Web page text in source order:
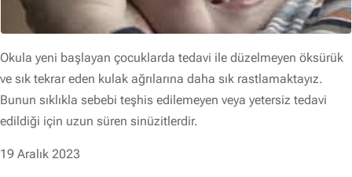
Okula yeni başlayan çocuklarda tedavi ile düzelmeyen öksürük
ve sık tekrar eden kulak ağrılarına daha sık rastlamaktayız.
Bunun sıklıkla sebebi teşhis edilemeyen veya yetersiz tedavi
edildiği için uzun süren sinüzitlerdir.
19 Aralık 2023